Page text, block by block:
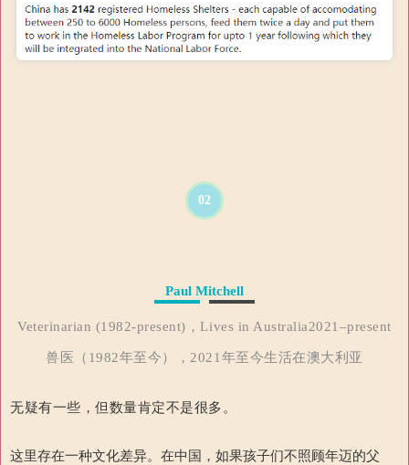
02
Paul Mitchell
Veterinarian (1982-present)，Lives in Australia2021–present
兽医（1982年至今），2021年至今生活在澳大利亚
无疑有一些，但数量肯定不是很多。
这里存在一种文化差异。在中国，如果孩子们不照顾年迈的父